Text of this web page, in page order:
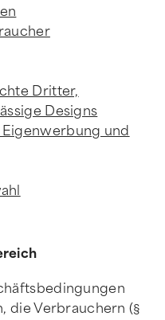
Dritter,
Designs
Eigenwerbung und
die Verbrauchern (§